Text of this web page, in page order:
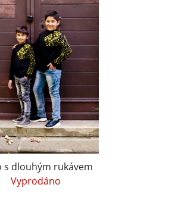
s dlouhým rukávem
Vyprodáno